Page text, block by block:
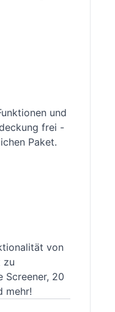
und
frei -
Paket.
von
zu
Screener, 20
mehr!